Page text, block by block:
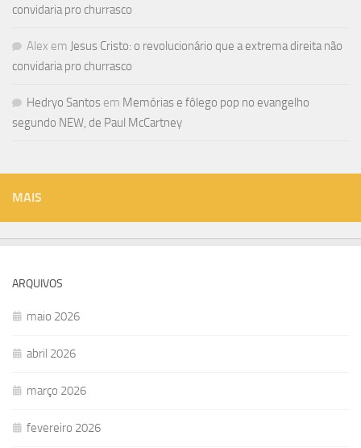
convidaria pro churrasco
Alex em Jesus Cristo: o revolucionário que a extrema direita não
convidaria pro churrasco
Hedryo Santos em Memórias e fôlego pop no evangelho
segundo NEW, de Paul McCartney
MAIS
ARQUIVOS
maio 2026
abril 2026
março 2026
fevereiro 2026